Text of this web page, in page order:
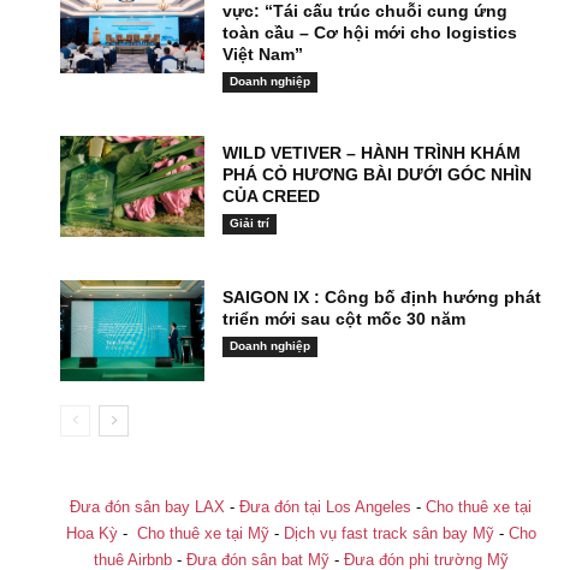
vực: “Tái cấu trúc chuỗi cung ứng
toàn cầu – Cơ hội mới cho logistics
Việt Nam”
Doanh nghiệp
WILD VETIVER – HÀNH TRÌNH KHÁM
PHÁ CỎ HƯƠNG BÀI DƯỚI GÓC NHÌN
CỦA CREED
Giải trí
SAIGON IX : Công bố định hướng phát
triển mới sau cột mốc 30 năm
Doanh nghiệp
Đưa đón sân bay LAX - Đưa đón tại Los Angeles - Cho thuê xe tại
Hoa Kỳ- Cho thuê xe tại Mỹ- Dịch vụ fast track sân bay Mỹ- Cho
thuê Airbnb- Đưa đón sân bat Mỹ- Đưa đón phi trường Mỹ